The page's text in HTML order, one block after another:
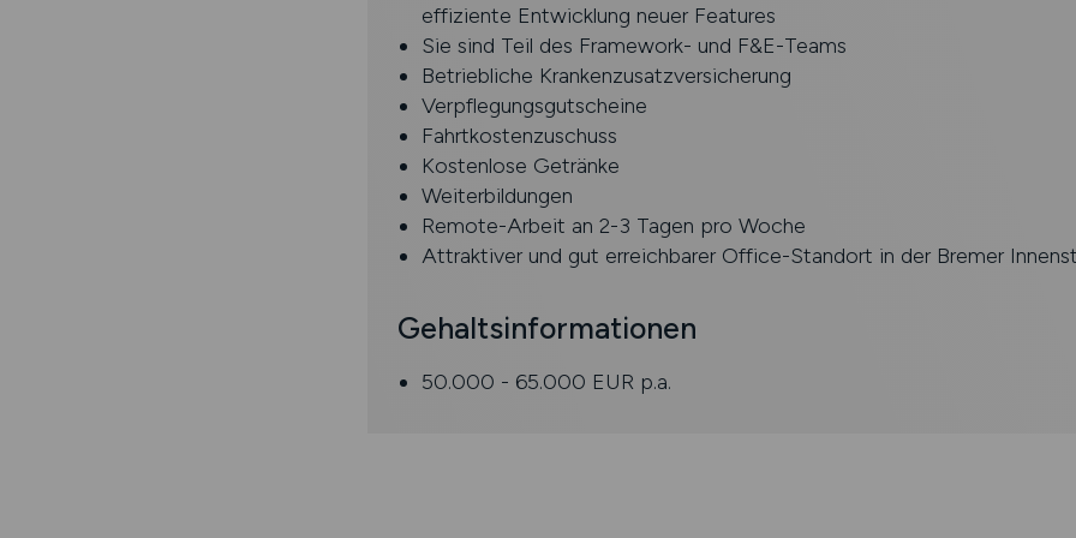
effiziente Entwicklung neuer Features
Sie sind Teil des Framework- und F&E-Teams
Betriebliche Krankenzusatzversicherung
Verpflegungsgutscheine
Fahrtkostenzuschuss
Kostenlose Getränke
Weiterbildungen
Remote-Arbeit an 2-3 Tagen pro Woche
Attraktiver und gut erreichbarer Office-Standort in der Bremer
Gehaltsinformationen
50.000 - 65.000 EUR p.a.